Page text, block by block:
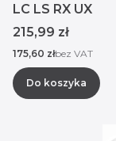
LC LS RX UX
Cena
215,99 zł
Cena
175,60 złbez VAT
Do koszyka